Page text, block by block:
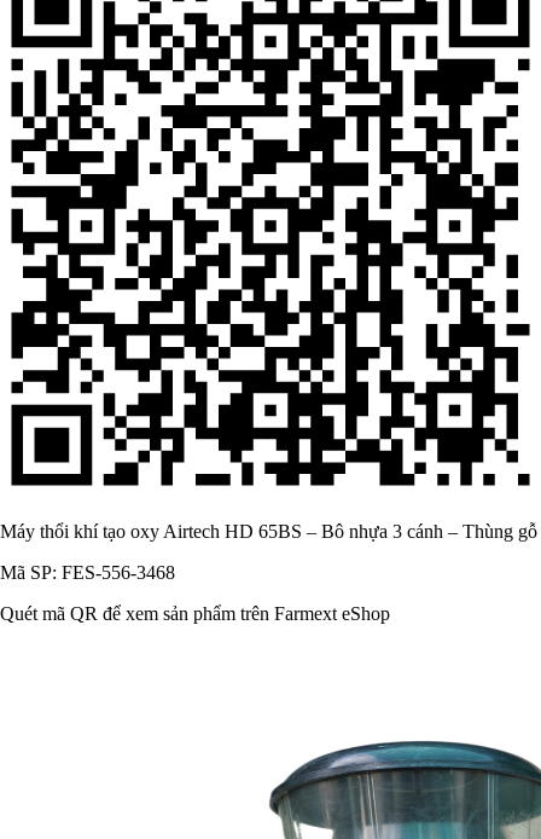
Máy thổi khí tạo oxy Airtech HD 65BS – Bô nhựa 3 cánh – Thùng gỗ
Mã SP: FES-556-3468
Quét mã QR để xem sản phẩm trên Farmext eShop